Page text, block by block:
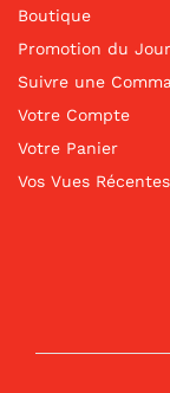
Boutique
Promotion du Jour
Suivre une
Votre Compte
Votre Panier
Vos Vues Récentes